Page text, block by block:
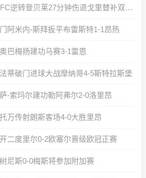
大巴黎1-2遭巴黎FC逆转登贝莱27分钟伤退戈里替补双响+读秒绝杀
阿米内-斯拜扳平布雷斯特1-1昂热
巴梅扬建功马赛3-1雷恩
蒂破门进球大战摩纳哥4-5斯特拉斯堡
-索玛尔建功勒阿弗尔2-0洛里昂
万传射朗斯客场4-0大胜里昂
二度里尔0-2欧塞尔晋级欧冠正赛
尼斯0-0梅斯将参加附加赛